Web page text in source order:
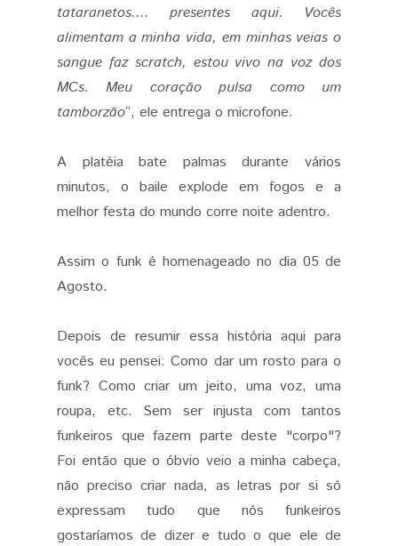
tataranetos.... presentes aqui. Vocês
alimentam a minha vida, em minhas veias o
sangue faz scratch, estou vivo na voz dos
MCs. Meu coração pulsa como um
tamborzão”, ele entrega o microfone.
A platéia bate palmas durante vários
minutos, o baile explode em fogos e a
melhor festa do mundo corre noite adentro.
Assim o funk é homenageado no dia 05 de
Agosto.
Depois de resumir essa história aqui para
vocês eu pensei: Como dar um rosto para o
funk? Como criar um jeito, uma voz, uma
roupa, etc. Sem ser injusta com tantos
funkeiros que fazem parte deste "corpo"?
Foi então que o óbvio veio a minha cabeça,
não preciso criar nada, as letras por si só
expressam tudo que nós funkeiros
gostaríamos de dizer e tudo o que ele de